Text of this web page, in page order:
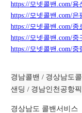
https://모넷콜밴.com/용
https://모넷콜밴.com/은
https://모넷콜밴.com/종
https://모넷콜밴.com/중
https://모넷콜밴.com/중
경남콜밴 / 경상남도
샌딩 / 경남인천공항
경상남도 콜밴서비스